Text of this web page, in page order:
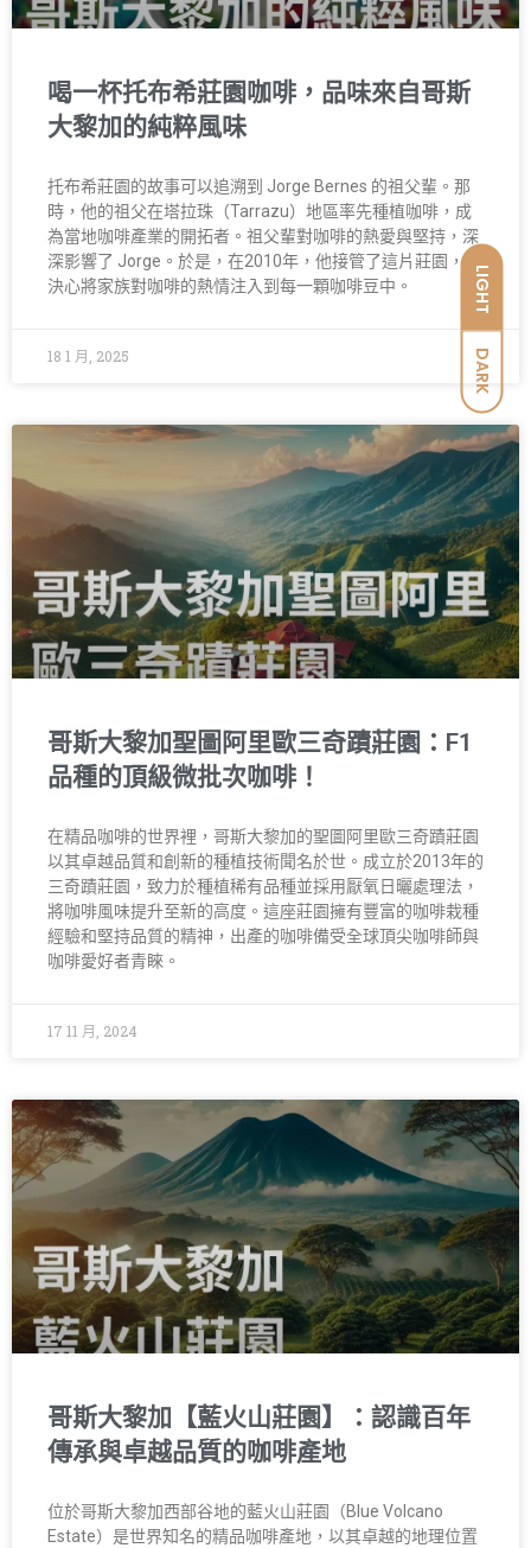
LIGHT
DARK
喝一杯托布希莊園咖啡，品味來自哥斯
大黎加的純粹風味
托布希莊園的故事可以追溯到 Jorge Bernes 的祖父輩。那
時，他的祖父在塔拉珠（Tarrazu）地區率先種植咖啡，成
為當地咖啡產業的開拓者。祖父輩對咖啡的熱愛與堅持，深
深影響了 Jorge。於是，在2010年，他接管了這片莊園，並
決心將家族對咖啡的熱情注入到每一顆咖啡豆中。
18 1 月, 2025
哥斯大黎加聖圖阿里歐三奇蹟莊園：F1
品種的頂級微批次咖啡！
在精品咖啡的世界裡，哥斯大黎加的聖圖阿里歐三奇蹟莊園
以其卓越品質和創新的種植技術聞名於世。成立於2013年的
三奇蹟莊園，致力於種植稀有品種並採用厭氧日曬處理法，
將咖啡風味提升至新的高度。這座莊園擁有豐富的咖啡栽種
經驗和堅持品質的精神，出產的咖啡備受全球頂尖咖啡師與
咖啡愛好者青睞。
17 11 月, 2024
哥斯大黎加【藍火山莊園】：認識百年
傳承與卓越品質的咖啡產地
位於哥斯大黎加西部谷地的藍火山莊園（Blue Volcano
Estate）是世界知名的精品咖啡產地，以其卓越的地理位置